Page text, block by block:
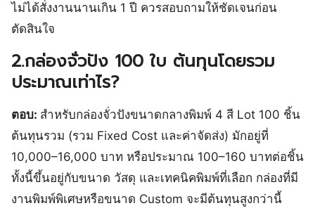
ไม่ได้สั่งงานนานเกิน 1 ปี ควรสอบถามให้ชัดเจนก่อน
ตัดสินใจ
2.กล่องจั่วปัง 100 ใบ ต้นทุนโดยรวม
ประมาณเท่าไร?
ตอบ: สำหรับกล่องจั่วปังขนาดกลางพิมพ์ 4 สี Lot 100 ชิ้น
ต้นทุนรวม (รวม Fixed Cost และค่าจัดส่ง) มักอยู่ที่
10,000–16,000 บาท หรือประมาณ 100–160 บาทต่อชิ้น
ทั้งนี้ขึ้นอยู่กับขนาด วัสดุ และเทคนิคพิมพ์ที่เลือก กล่องที่มี
งานพิมพ์พิเศษหรือขนาด Custom จะมีต้นทุนสูงกว่านี้